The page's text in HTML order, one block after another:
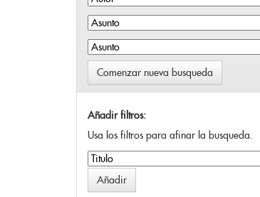
Comenzar nueva busqueda
Añadir filtros:
Usa los filtros para afinar la busqueda.